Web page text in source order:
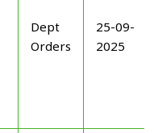
Dept
Orders
25-09-
2025